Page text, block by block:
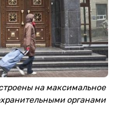
на максимальное
органами